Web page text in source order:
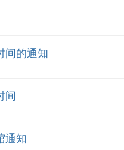
间的通知
间
通知